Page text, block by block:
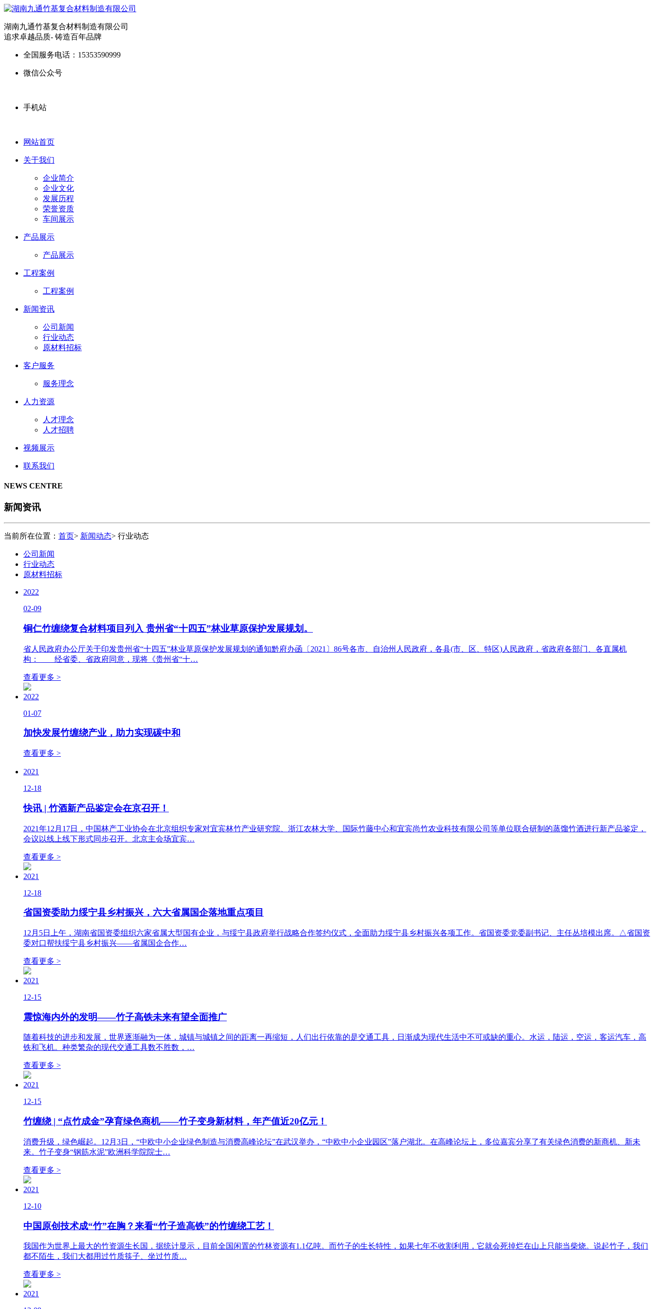
湖南九通竹基复合材料制造有限公司
追求卓越品质- 铸造百年品牌
全国服务电话： 15353590999
微信公众号
手机站
网站首页
关于我们
企业简介
企业文化
发展历程
荣誉资质
车间展示
产品展示
产品展示
工程案例
工程案例
新闻资讯
公司新闻
行业动态
原材料招标
客户服务
服务理念
人力资源
人才理念
人才招聘
视频展示
联系我们
NEWS CENTRE
新闻资讯
当前所在位置： 首页> 新闻动态> 行业动态
公司新闻
行业动态
原材料招标
2022
02-09
铜仁竹缠绕复合材料项目列入 贵州省“十四五”林业草原保护发展规划。
省人民政府办公厅关于印发贵州省“十四五”林业草原保护发展规划的通知黔府办函〔2021〕86号各市、自治州人民政府，各县(市、区、特区)人民政府，省政府各部门、各直属机
构： 经省委、省政府同意，现将《贵州省“十…
查看更多 >
2022
01-07
加快发展竹缠绕产业，助力实现碳中和
查看更多 >
2021
12-18
快讯 | 竹酒新产品鉴定会在京召开！
2021年12月17日，中国林产工业协会在北京组织专家对宜宾林竹产业研究院、浙江农林大学、国际竹藤中心和宜宾尚竹农业科技有限公司等单位联合研制的蒸馏竹酒进行新产品鉴定，
会议以线上线下形式同步召开。北京主会场宜宾…
查看更多 >
2021
12-18
省国资委助力绥宁县乡村振兴，六大省属国企落地重点项目
12月5日上午，湖南省国资委组织六家省属大型国有企业，与绥宁县政府举行战略合作签约仪式，全面助力绥宁县乡村振兴各项工作。省国资委党委副书记、主任丛培模出席。△省国资
委对口帮扶绥宁县乡村振兴——省属国企合作…
查看更多 >
2021
12-15
震惊海内外的发明——竹子高铁未来有望全面推广
随着科技的进步和发展，世界逐渐融为一体，城镇与城镇之间的距离一再缩短，人们出行依靠的是交通工具，日渐成为现代生活中不可或缺的重心。水运，陆运，空运，客运汽车，高
铁和飞机。种类繁杂的现代交通工具数不胜数，…
查看更多 >
2021
12-15
竹缠绕 | “点竹成金”孕育绿色商机——竹子变身新材料，年产值近20亿元！
消费升级，绿色崛起。12月3日，“中欧中小企业绿色制造与消费高峰论坛”在武汉举办，“中欧中小企业园区”落户湖北。在高峰论坛上，多位嘉宾分享了有关绿色消费的新商机、新未
来。竹子变身“钢筋水泥”欧洲科学院院士…
查看更多 >
2021
12-10
中国原创技术成“竹”在胸？来看“竹子造高铁”的竹缠绕工艺！
我国作为世界上最大的竹资源生长国，据统计显示，目前全国闲置的竹林资源有1.1亿吨。而竹子的生长特性，如果七年不收割利用，它就会死掉烂在山上只能当柴烧。说起竹子，我们
都不陌生，我们大都用过竹质筷子、坐过竹质…
查看更多 >
2021